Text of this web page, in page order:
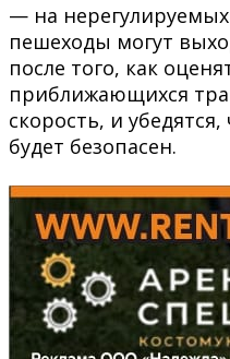
— на
пешеходы могут
после того, как
приближающихся
скорость, и
будет безопасен.